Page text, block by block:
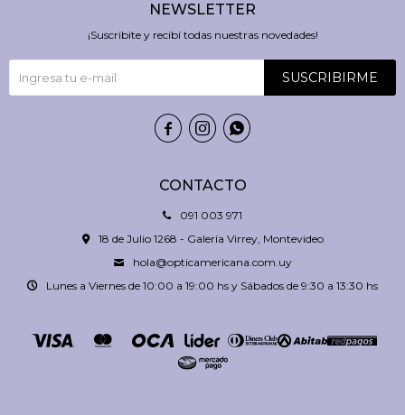
CONTACTO
091 003 971
18 de Julio 1268 - Galería Virrey, Montevideo
hola@opticamericana.com.uy
Lunes a Viernes de 10:00 a 19:00 hs y Sábados de 9:30 a 13:30 hs
NEWSLETTER
¡Suscribite y recibí todas nuestras novedades!
SUSCRIBIRME
  